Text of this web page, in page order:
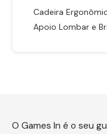
Cadeira
Apoio Lombar e
O Games In é o seu